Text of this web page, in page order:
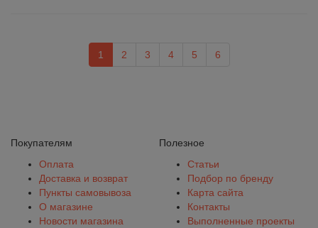
1 2 3 4 5 6
Покупателям
Оплата
Доставка и возврат
Пункты самовывоза
О магазине
Новости магазина
Полезное
Статьи
Подбор по бренду
Карта сайта
Контакты
Выполненные проекты